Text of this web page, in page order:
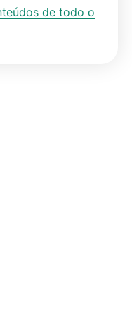
de todo o